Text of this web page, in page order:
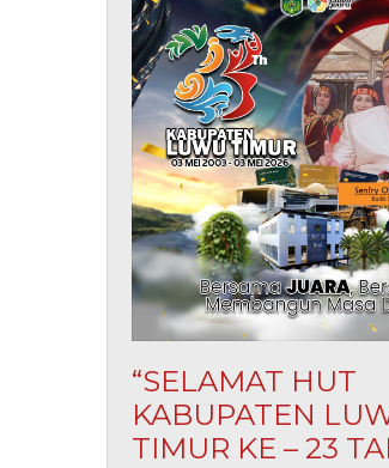
“SELAMAT HUT
KABUPATEN
TIMUR KE – 23